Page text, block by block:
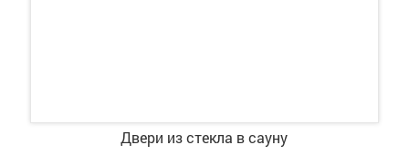
Двери из стекла в сауну